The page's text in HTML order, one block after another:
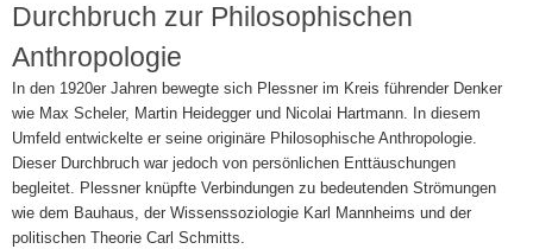
Durchbruch zur Philosophischen
Anthropologie
In den 1920er Jahren bewegte sich Plessner im Kreis führender Denker
wie Max Scheler, Martin Heidegger und Nicolai Hartmann. In diesem
Umfeld entwickelte er seine originäre Philosophische Anthropologie.
Dieser Durchbruch war jedoch von persönlichen Enttäuschungen
begleitet. Plessner knüpfte Verbindungen zu bedeutenden Strömungen
wie dem Bauhaus, der Wissenssoziologie Karl Mannheims und der
politischen Theorie Carl Schmitts.